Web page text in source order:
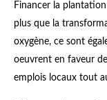
Financer la
plus que la
oxygène, ce sont
oeuvrent en faveur
emplois locaux tout